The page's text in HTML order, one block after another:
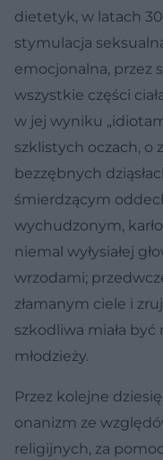
dietetyk, w latach
stymulacja
emocjonalna, przez
wszystkie części
w jej wyniku
szklistych oczach, o
bezzębnych
śmierdzącym
wychudzonym,
niemal wyłysiałej
wrzodami;
złamanym ciele i
szkodliwa miała
młodzieży.
Przez kolejne
onanizm ze
religijnych, za